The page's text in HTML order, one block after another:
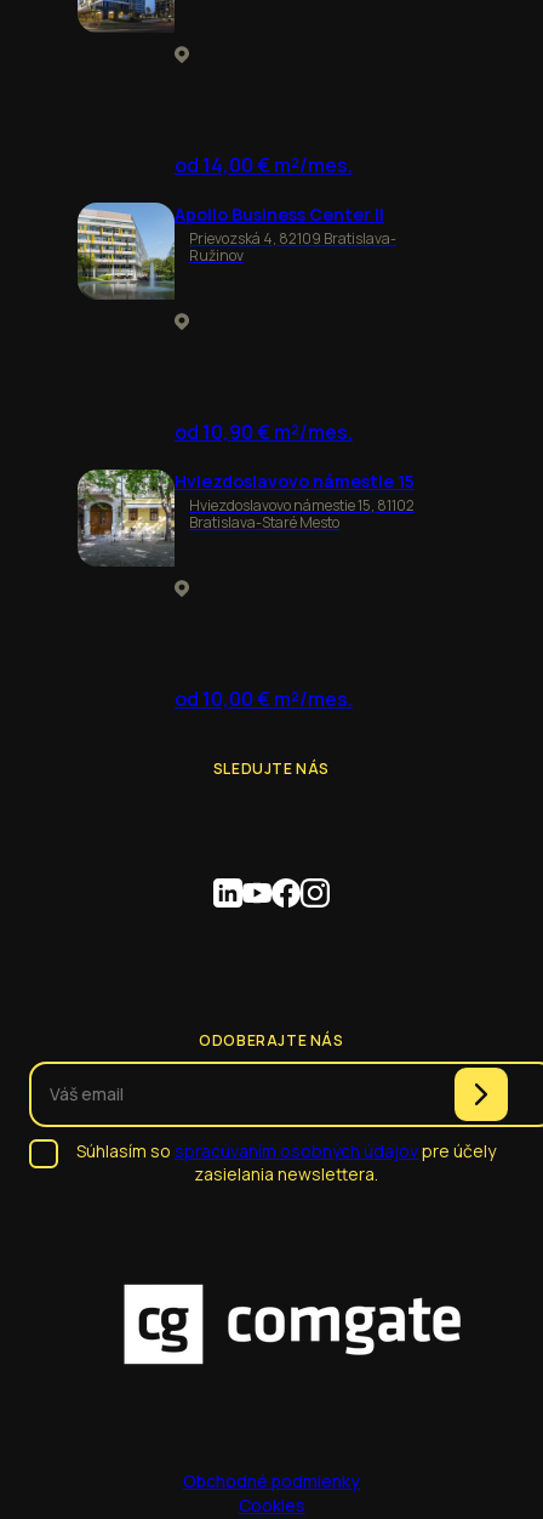
od 14,00 € m²/mes.
Apollo Business Center II
Prievozská 4, 82109 Bratislava-
Ružinov
od 10,90 € m²/mes.
Hviezdoslavovo námestie 15
Hviezdoslavovo námestie 15, 81102
Bratislava-Staré Mesto
od 10,00 € m²/mes.
SLEDUJTE NÁS
ODOBERAJTE NÁS
Súhlasím so spracúvaním osobných údajovpre účely
zasielania newslettera.
Obchodné podmienky
Cookies